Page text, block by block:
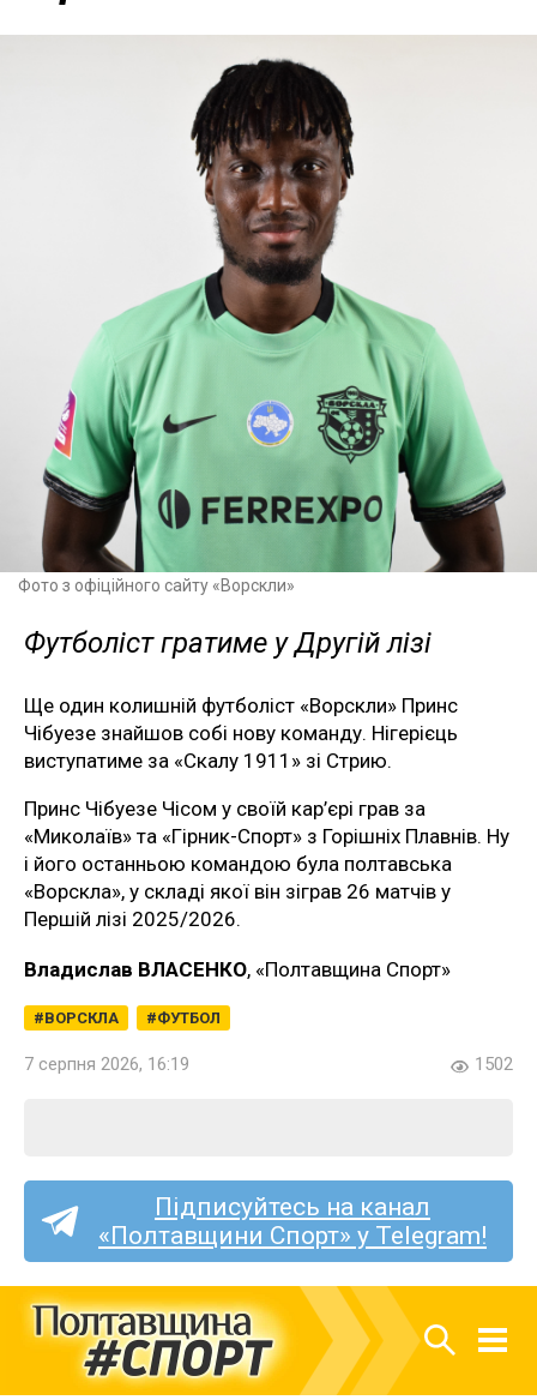
Фото з офіційного сайту «Ворскли»
Футболіст гратиме у Другій лізі
Ще один колишній футболіст «Ворскли» Принс
Чібуезе знайшов собі нову команду. Нігерієць
виступатиме за «Скалу 1911» зі Стрию.
Принс Чібуезе Чісом у своїй кар’єрі грав за
«Миколаїв» та «Гірник-Спорт» з Горішніх Плавнів. Ну
і його останньою командою була полтавська
«Ворскла», у складі якої він зіграв 26 матчів у
Першій лізі 2025/2026.
Владислав ВЛАСЕНКО, «Полтавщина Спорт»
ВОРСКЛА ФУТБОЛ
7 серпня 2026, 16:19 1502
Підписуйтесь на канал
«Полтавщини Спорт» у Telegram!